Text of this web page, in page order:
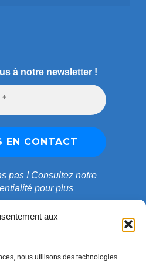
aux
nous utilisons des technologies
à notre newsletter !
pas ! Consultez notre
pour plus